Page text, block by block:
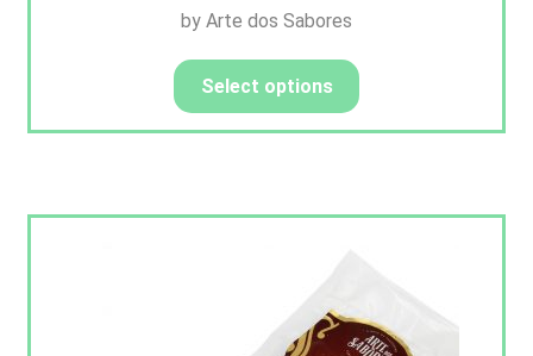
by Arte dos Sabores
Select options